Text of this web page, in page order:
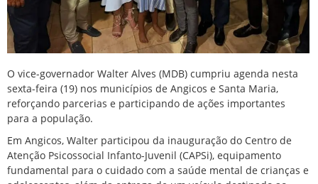
O vice-governador Walter Alves (MDB) cumpriu agenda nesta
sexta-feira (19) nos municípios de Angicos e Santa Maria,
reforçando parcerias e participando de ações importantes
para a população.
Em Angicos, Walter participou da inauguração do Centro de
Atenção Psicossocial Infanto-Juvenil (CAPSi), equipamento
fundamental para o cuidado com a saúde mental de crianças e